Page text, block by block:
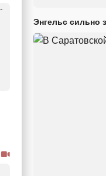
Энгельс сильно